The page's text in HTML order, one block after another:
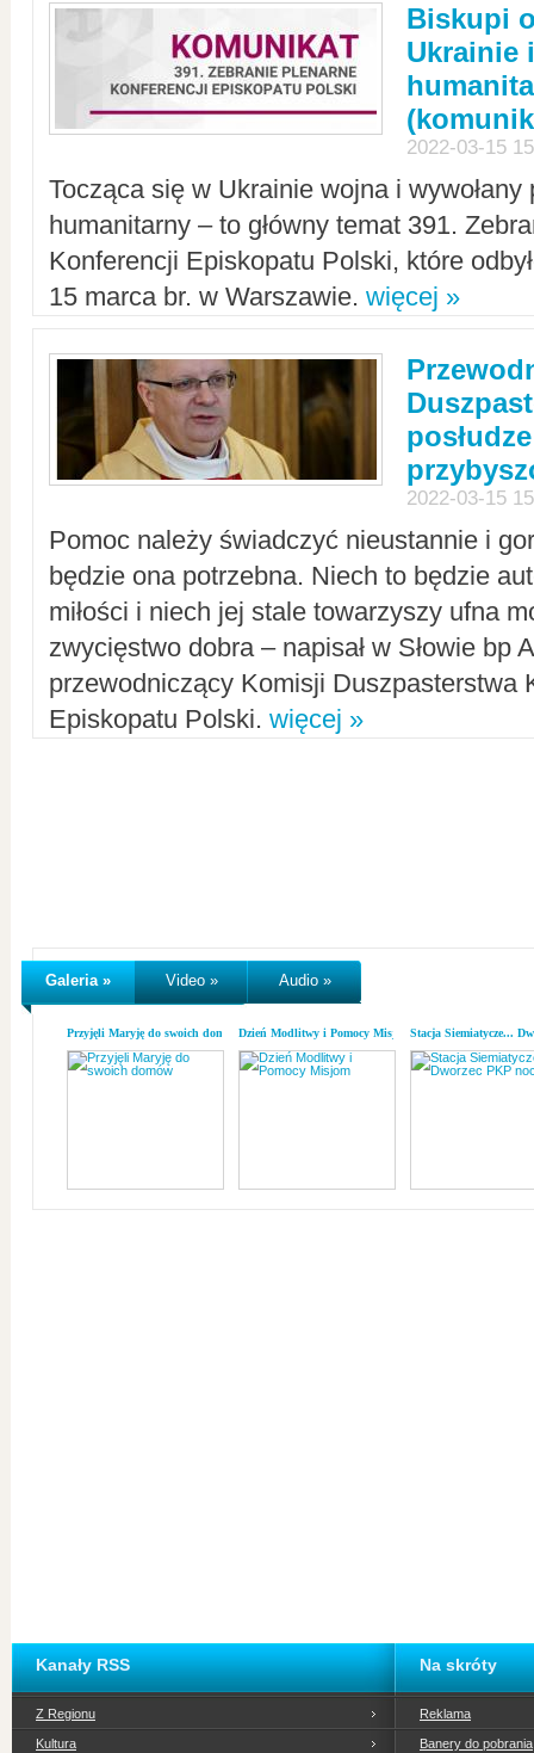
Biskupi
Ukrainie
2022-03-15
Tocząca się w Ukrainie wojna i
humanitarny – to główny temat 391.
Konferencji Episkopatu Polski, które
15 marca br. w Warszawie. więcej »
2022-03-15
Pomoc należy świadczyć nieustannie i
będzie ona potrzebna. Niech to będzie
miłości i niech jej stale towarzyszy ufna
zwycięstwo dobra – napisał w Słowie bp
przewodniczący Komisji Duszpasterstwa
Episkopatu Polski. więcej »
Galeria » Video » Audio »
Przyjęli Maryję do swoich domówDzień Modlitwy i Pomocy MisjomStacja Siemiatycze...
Kanały RSS
Z Regionu
Kultura
Na skróty
Reklama
Banery do pobrania